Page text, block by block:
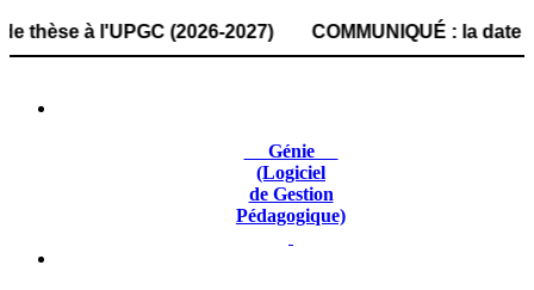
à l'UPGC (2026-2027) COMMUNIQUÉ : la date
Génie
(Logiciel
de Gestion
Pédagogique)